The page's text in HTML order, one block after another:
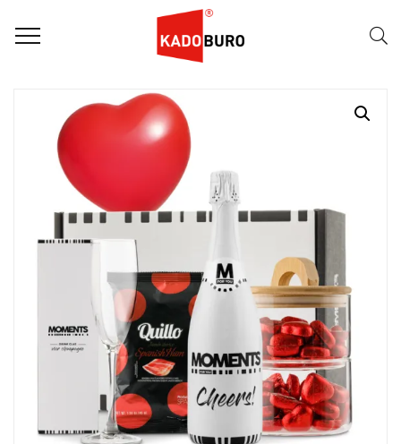
Home
Moments for you pakketten